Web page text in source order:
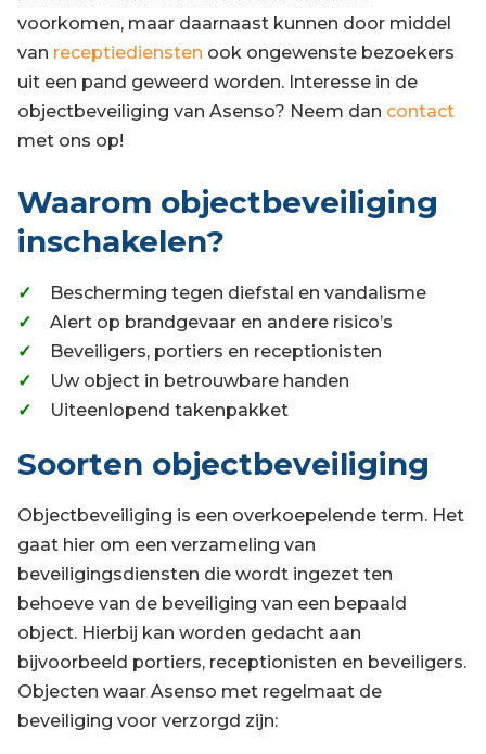
voorkomen, maar daarnaast kunnen door middel
van receptiediensten ook ongewenste bezoekers
uit een pand geweerd worden. Interesse in de
objectbeveiliging van Asenso? Neem dan contact
met ons op!
Waarom objectbeveiliging
inschakelen?
Bescherming tegen diefstal en vandalisme
Alert op brandgevaar en andere risico’s
Beveiligers, portiers en receptionisten
Uw object in betrouwbare handen
Uiteenlopend takenpakket
Soorten objectbeveiliging
Objectbeveiliging is een overkoepelende term. Het
gaat hier om een verzameling van
beveiligingsdiensten die wordt ingezet ten
behoeve van de beveiliging van een bepaald
object. Hierbij kan worden gedacht aan
bijvoorbeeld portiers, receptionisten en beveiligers.
Objecten waar Asenso met regelmaat de
beveiliging voor verzorgd zijn: